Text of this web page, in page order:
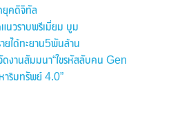
ยุคดิจิทัล
นวราบพรีเมี่ยม บูม
ยได้ทะยาน5พันล้าน
งานสัมมนา“ไขรหัสลับคน Gen
าริมทรัพย์ 4.0”